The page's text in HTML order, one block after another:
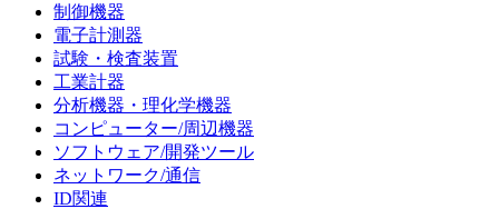
制御機器
電子計測器
試験・検査装置
工業計器
分析機器・理化学機器
コンピューター/周辺機器
ソフトウェア/開発ツール
ネットワーク/通信
ID関連